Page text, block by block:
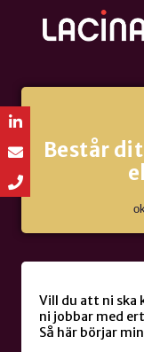
Består
Vill du att ni ska
ni jobbar med
Så här börjar